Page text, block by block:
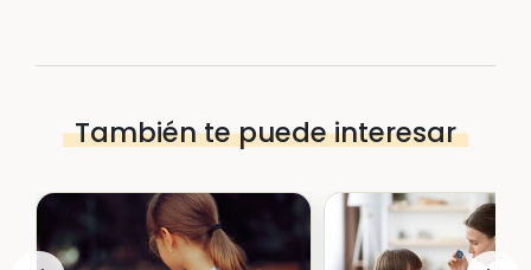
También te puede interesar